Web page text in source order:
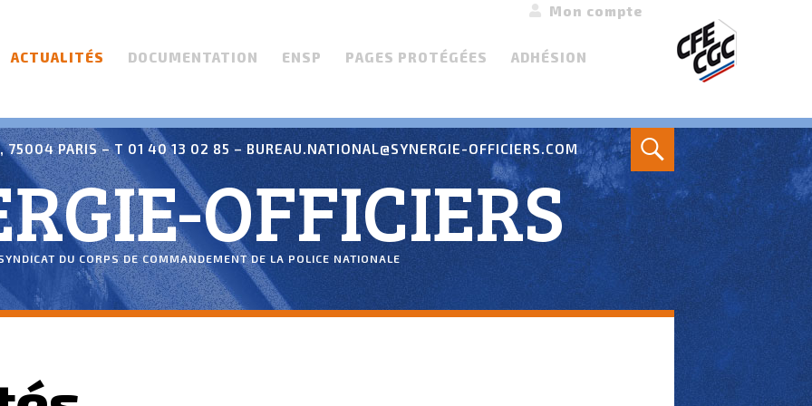
ACTUALITÉS DOCUMENTATION ENSP PAGES PROTÉGÉES ADHÉSION
Mon compte
75004 PARIS – T 01 40 13 02 85 – BUREAU.NATIONAL@SYNERGIE-OFFICIERS.COM
Search
OFFICIERS
DU CORPS DE COMMANDEMENT DE LA POLICE NATIONALE